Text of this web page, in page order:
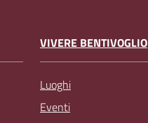
VIVERE BENTIVOGLIO
Luoghi
Eventi